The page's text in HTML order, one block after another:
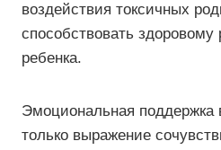
воздействия токсичных
способствовать
ребенка.
Эмоциональная поддержка
только выражение